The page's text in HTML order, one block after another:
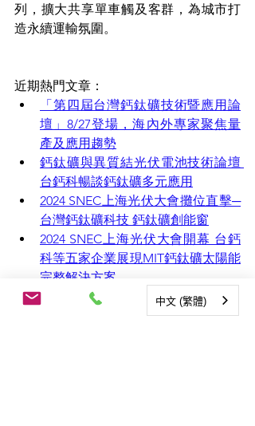
列，擴大共享單車觸及客群，為城市打
造永續運輸氛圍。
近期熱門文章：
「第四屆台灣鈣鈦礦技術暨應用論
壇」8/27登場，海內外專家聚焦量
產及應用趨勢
鈣鈦礦與異質結光伏電池技術論壇
台鈣科暢談鈣鈦礦多元應用
2024 SNEC上海光伏大會攤位直擊─
台灣鈣鈦礦科技 鈣鈦礦創能窗
2024 SNEC上海光伏大會開幕 台鈣
科等五家企業展現MIT鈣鈦礦太陽能
完整解決方案
全球首款商用太陽能耳機問世 開啟
『無需充電』新時代！
中文 (繁體)